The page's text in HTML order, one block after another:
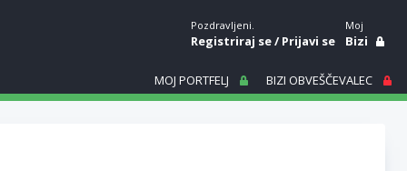
Pozdravljeni.
Registriraj se/Prijavi se
Moj
Bizi
MOJ PORTFELJ BIZI OBVEŠČEVALEC